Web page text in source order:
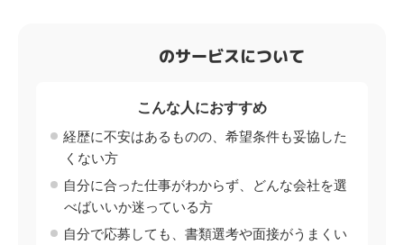
のサービスについて
こんな人におすすめ
経歴に不安はあるものの、希望条件も妥協した
くない方
自分に合った仕事がわからず、どんな会社を選
べばいいか迷っている方
自分で応募しても、書類選考や面接がうまくい